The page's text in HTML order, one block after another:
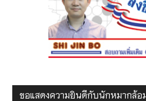
ขอแสดงความยินดีกับนักหมากล้อ